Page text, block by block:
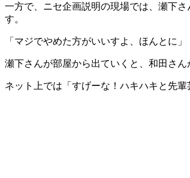
一方で、ニセ企画説明の現場では、瀬下
す。
「マジでやめた方がいいすよ、ほんとに
瀬下さんが部屋から出ていくと、和田さ
ネット上では「すげーな！ハキハキと先